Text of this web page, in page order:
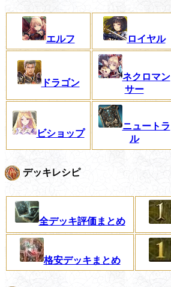
エルフ ロイヤル
ドラゴン
ネクロマン
サー
ビショップ
ニュートラ
ル
デッキレシピ
全デッキ評価まとめ
格安デッキまとめ